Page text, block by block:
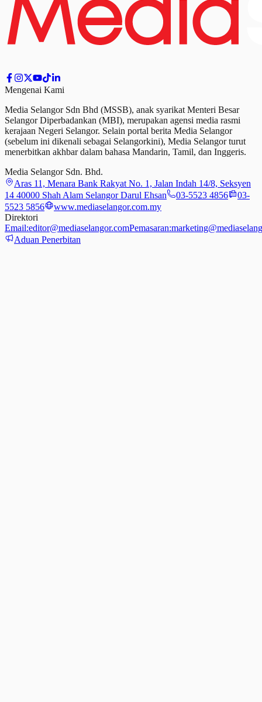
Mengenai Kami
Media Selangor Sdn Bhd (MSSB), anak syarikat Menteri Besar
Selangor Diperbadankan (MBI), merupakan agensi media rasmi
kerajaan Negeri Selangor. Selain portal berita Media Selangor
(sebelum ini dikenali sebagai Selangorkini), Media Selangor turut
menerbitkan akhbar dalam bahasa Mandarin, Tamil, dan Inggeris.
Media Selangor Sdn. Bhd.
Aras 11, Menara Bank Rakyat No. 1, Jalan Indah 14/8, Seksyen
14 40000 Shah Alam Selangor Darul Ehsan
03-5523 4856
03-
5523 5856
www.mediaselangor.com.my
Direktori
Email:editor@mediaselangor.comPemasaran:
Aduan Penerbitan